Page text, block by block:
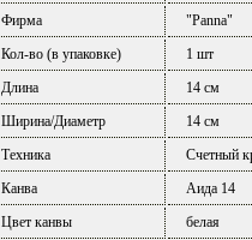
Фирма
"Panna"
Кол-во (в упаковке)
1 шт
Длина
14 см
Ширина/Диаметр
14 см
Техника
Счетный
Канва
Аида 14
Цвет канвы
белая